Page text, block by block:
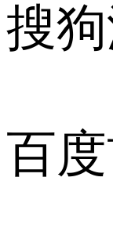
搜
百